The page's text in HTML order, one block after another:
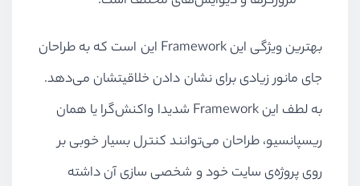
بهترین ویژگی این Framework این است که به طراحان
جای مانور زیادی برای نشان دادن خلاقیتشان می‌دهد.
به لطف این Framework شدیدا واکنش‌گرا یا همان
ریسپانسیو، طراحان می‌توانند کنترل بسیار خوبی بر
روی پروژه‌ی سایت خود و شخصی سازی آن داشته